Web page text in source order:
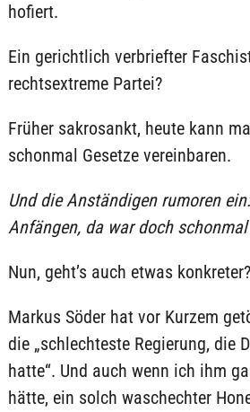
hofiert.
Ein gerichtlich verbriefter
rechtsextreme Partei?
Früher sakrosankt, heute kann
schonmal Gesetze vereinbaren.
Und die Anständigen rumoren
Anfängen, da war doch
Nun, geht’s auch etwas
Markus Söder hat vor Kurzem
die „schlechteste Regierung, die
hatte“. Und auch wenn ich ihm
hätte, ein solch waschechter